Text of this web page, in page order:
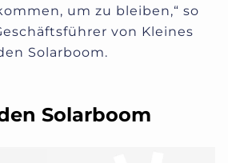
um zu bleiben,“ so
von Kleines
Solarboom.
Solarboom